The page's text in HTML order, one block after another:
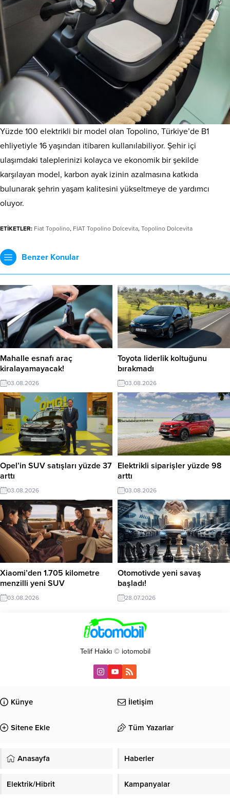
Yüzde 100 elektrikli bir model olan Topolino, Türkiye’de B1
ehliyetiyle 16 yaşından itibaren kullanılabiliyor. Şehir içi
ulaşımdaki taleplerinizi kolayca ve ekonomik bir şekilde
karşılayan model, karbon ayak izinin azalmasına katkıda
bulunarak şehrin yaşam kalitesini yükseltmeye de yardımcı
oluyor.
ETİKETLER: Fiat Topolino, FIAT Topolino Dolcevita, Topolino Dolcevita
Benzer Konular
Mahalle esnafı araç
kiralayamayacak!
03.08.2026
Toyota liderlik koltuğunu
bırakmadı
03.08.2026
Opel’in SUV satışları yüzde 37
arttı
03.08.2026
Elektrikli siparişler yüzde 98
arttı
03.08.2026
Xiaomi’den 1.705 kilometre
menzilli yeni SUV
03.08.2026
Otomotivde yeni savaş
başladı!
28.07.2026
Telif Hakkı © iotomobil
Künye İletişim
Sitene Ekle Tüm Yazarlar
Anasayfa Haberler
Elektrik/Hibrit Kampanyalar